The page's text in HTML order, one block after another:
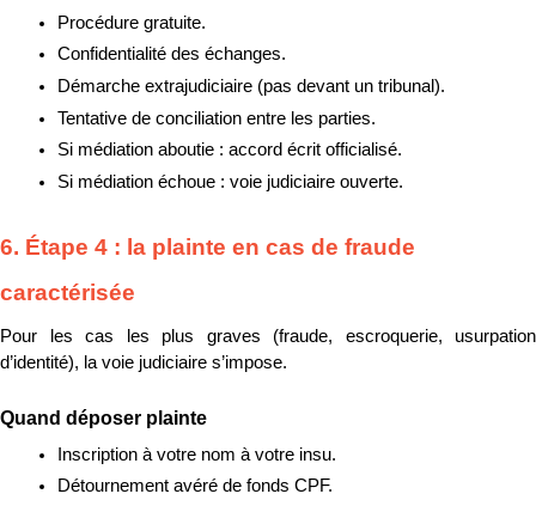
Procédure gratuite.
Confidentialité des échanges.
Démarche extrajudiciaire (pas devant un tribunal).
Tentative de conciliation entre les parties.
Si médiation aboutie : accord écrit officialisé.
Si médiation échoue : voie judiciaire ouverte.
6. Étape 4 : la plainte en cas de fraude
caractérisée
Pour les cas les plus graves (fraude, escroquerie, usurpation
d’identité), la voie judiciaire s’impose.
Quand déposer plainte
Inscription à votre nom à votre insu.
Détournement avéré de fonds CPF.